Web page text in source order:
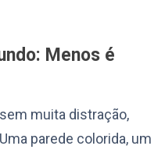
Menos é
muita distração,
parede colorida, um